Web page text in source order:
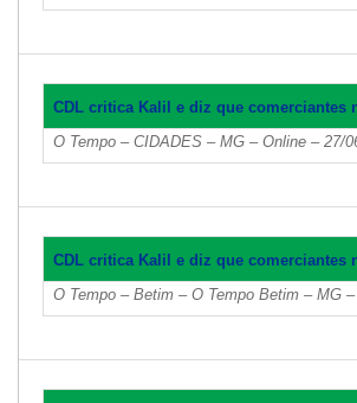
CDL critica Kalil e diz que comerciantes
O Tempo – CIDADES – MG – Online – 27/
CDL critica Kalil e diz que comerciantes
O Tempo – Betim – O Tempo Betim – MG